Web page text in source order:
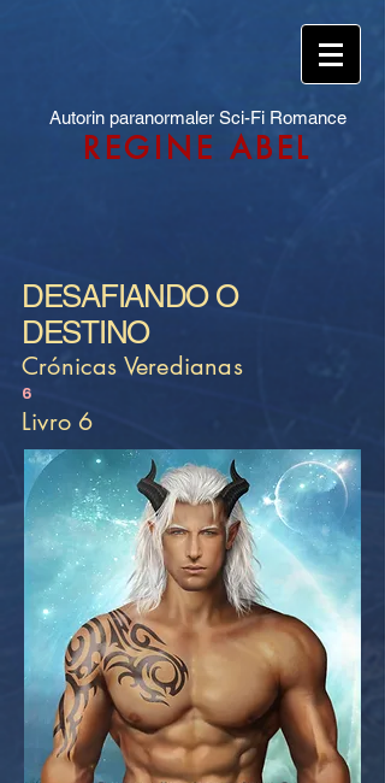
Autorin paranormaler Sci-Fi Romance
REGINE ABEL
DESAFIANDO O
DESTINO
Crónicas Veredianas
6
Livro 6